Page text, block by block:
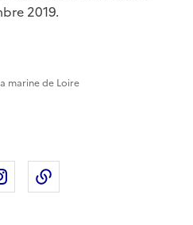
2019.
marine de Loire
sur Linkedin
Partager sur Instagram